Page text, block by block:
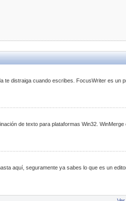
te distraiga cuando escribes. FocusWriter es un
de texto para plataformas Win32.
aquí, seguramente ya sabes lo que es un